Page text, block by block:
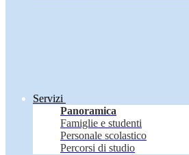
Servizi
Panoramica
Famiglie e studenti
Personale scolastico
Percorsi di studio